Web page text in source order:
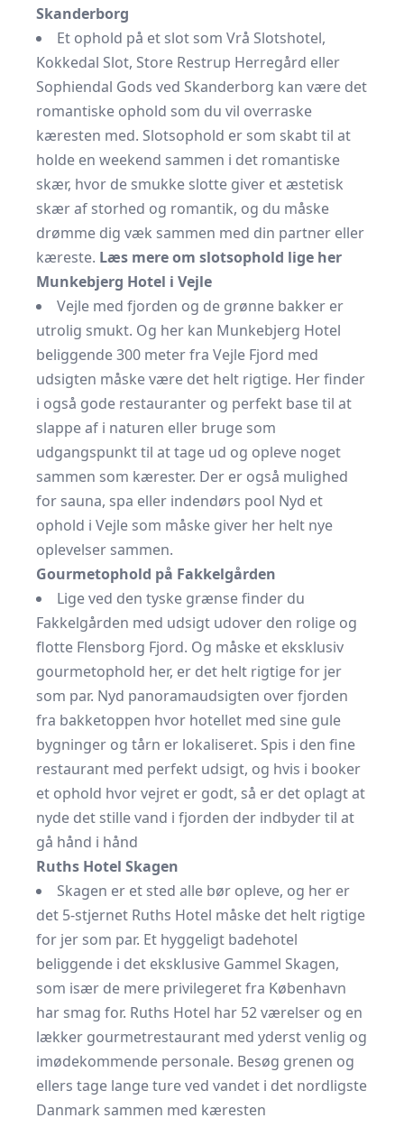
Skanderborg
Et ophold på et slot som Vrå Slotshotel,
Kokkedal Slot, Store Restrup Herregård eller
Sophiendal Gods ved Skanderborg kan være det
romantiske ophold som du vil overraske
kæresten med. Slotsophold er som skabt til at
holde en weekend sammen i det romantiske
skær, hvor de smukke slotte giver et æstetisk
skær af storhed og romantik, og du måske
drømme dig væk sammen med din partner eller
kæreste. Læs mere om slotsophold lige her
Munkebjerg Hotel i Vejle
Vejle med fjorden og de grønne bakker er
utrolig smukt. Og her kan Munkebjerg Hotel
beliggende 300 meter fra Vejle Fjord med
udsigten måske være det helt rigtige. Her finder
i også gode restauranter og perfekt base til at
slappe af i naturen eller bruge som
udgangspunkt til at tage ud og opleve noget
sammen som kærester. Der er også mulighed
for sauna, spa eller indendørs pool Nyd et
ophold i Vejle som måske giver her helt nye
oplevelser sammen.
Gourmetophold på Fakkelgården
Lige ved den tyske grænse finder du
Fakkelgården med udsigt udover den rolige og
flotte Flensborg Fjord. Og måske et eksklusiv
gourmetophold her, er det helt rigtige for jer
som par. Nyd panoramaudsigten over fjorden
fra bakketoppen hvor hotellet med sine gule
bygninger og tårn er lokaliseret. Spis i den fine
restaurant med perfekt udsigt, og hvis i booker
et ophold hvor vejret er godt, så er det oplagt at
nyde det stille vand i fjorden der indbyder til at
gå hånd i hånd
Ruths Hotel Skagen
Skagen er et sted alle bør opleve, og her er
det 5-stjernet Ruths Hotel måske det helt rigtige
for jer som par. Et hyggeligt badehotel
beliggende i det eksklusive Gammel Skagen,
som især de mere privilegeret fra København
har smag for. Ruths Hotel har 52 værelser og en
lækker gourmetrestaurant med yderst venlig og
imødekommende personale. Besøg grenen og
ellers tage lange ture ved vandet i det nordligste
Danmark sammen med kæresten